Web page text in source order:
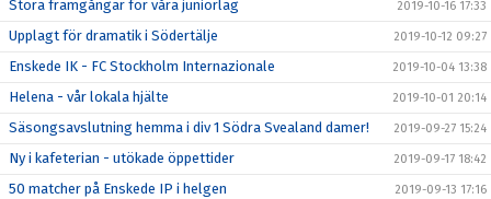
Stora framgångar för våra juniorlag 2019-10-16 17:33
Upplagt för dramatik i Södertälje 2019-10-12 09:27
Enskede IK - FC Stockholm Internazionale 2019-10-04 13:38
Helena - vår lokala hjälte 2019-10-01 20:14
Säsongsavslutning hemma i div 1 Södra Svealand damer! 2019-09-27 15:24
Ny i kafeterian - utökade öppettider 2019-09-17 18:42
50 matcher på Enskede IP i helgen 2019-09-13 17:16